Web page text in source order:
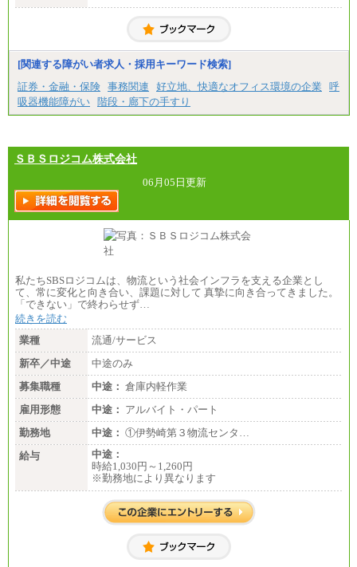
月給20万2000円～23万4000円（勤務地により異な
固定残業／なし 試用期間／あり（6か月）
[関連する障がい者求人・採用キーワード検索]
証券・金融・保険 事務関連 好立地、快適なオフィス環境の企業
呼
吸器機能障がい 階段・廊下の手すり
ＳＢＳロジコム株式会社
06月05日更新
私たちSBSロジコムは、物流という社会インフラを支える企業とし
て、常に変化と向き合い、課題に対して 真摯に向き合ってきました。
「できない」で終わらせず…
続きを読む
業種
流通/サービス
新卒／中途
中途のみ
募集職種
中途： 倉庫内軽作業
雇用形態
中途： アルバイト・パート
勤務地
中途： ①伊勢崎第３物流センタ…
給与
中途：
時給1,030円～1,260円
※勤務地により異なります